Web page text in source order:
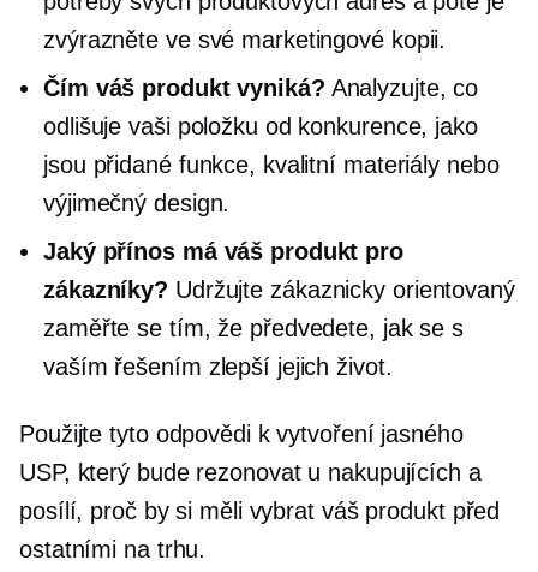
zvýrazněte ve své marketingové kopii.
Čím váš produkt vyniká? Analyzujte, co
odlišuje vaši položku od konkurence, jako
jsou přidané funkce, kvalitní materiály nebo
výjimečný design.
Jaký přínos má váš produkt pro
zákazníky? Udržujte zákaznicky orientovaný
zaměřte se tím, že předvedete, jak se s
vaším řešením zlepší jejich život.
Použijte tyto odpovědi k vytvoření jasného
USP, který bude rezonovat u nakupujících a
posílí, proč by si měli vybrat váš produkt před
ostatními na trhu.